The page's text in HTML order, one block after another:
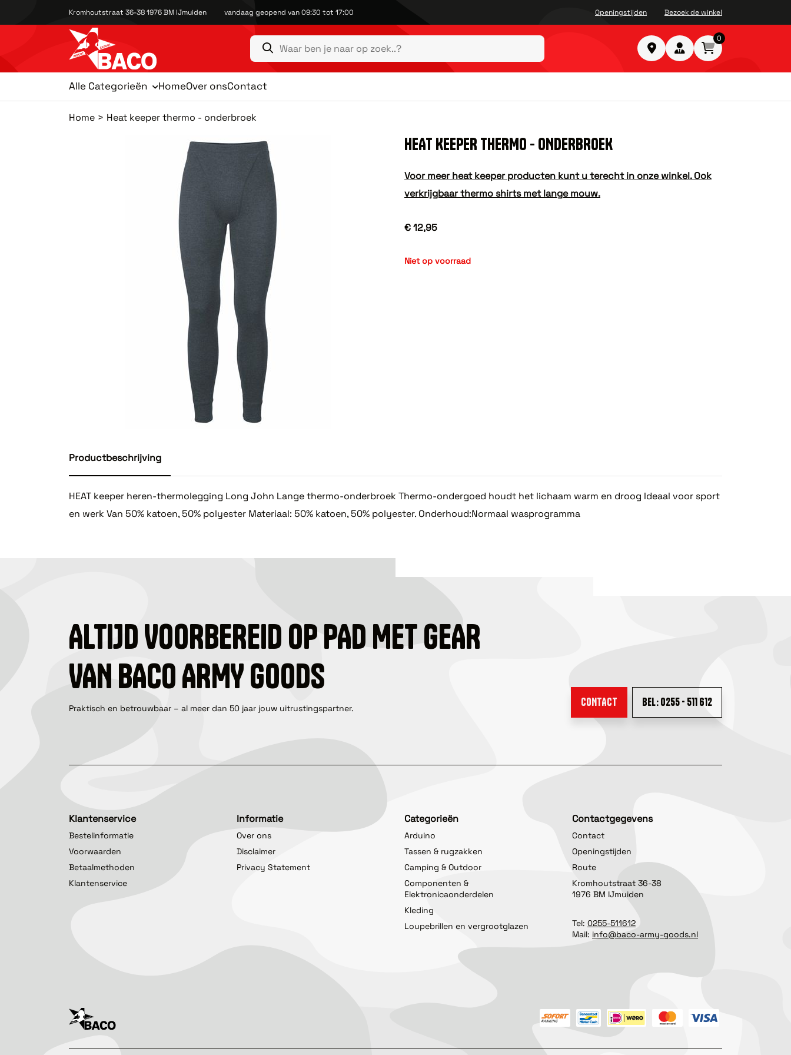
Kromhoutstraat 36-38 1976 BM IJmuiden vandaag geopend van 09:30 tot 17:00 Openingstijden Bezoek de winkel
0
Alle Categorieën HomeOver onsContact
Home Heat keeper thermo - onderbroek
HEAT KEEPER THERMO - ONDERBROEK
Voor meer heat keeper producten kunt u terecht in onze winkel. Ook
verkrijgbaar thermo shirts met lange mouw.
€ 12,95
Niet op voorraad
Productbeschrijving
HEAT keeper heren-thermolegging Long John Lange thermo-onderbroek Thermo-ondergoed houdt het lichaam warm en droog Ideaal voor sport
en werk Van 50% katoen, 50% polyester Materiaal: 50% katoen, 50% polyester. Onderhoud:Normaal wasprogramma
ALTIJD VOORBEREID OP PAD MET GEAR
VAN BACO ARMY GOODS
Praktisch en betrouwbaar – al meer dan 50 jaar jouw uitrustingspartner. CONTACT BEL: 0255 - 511 612
Klantenservice
Bestelinformatie
Voorwaarden
Betaalmethoden
Klantenservice
Informatie
Over ons
Disclaimer
Privacy Statement
Categorieën
Arduino
Tassen & rugzakken
Camping & Outdoor
Componenten &
Elektronicaonderdelen
Kleding
Loupebrillen en vergrootglazen
Contactgegevens
Contact
Openingstijden
Route
Kromhoutstraat 36-38
1976 BM IJmuiden
Tel: 0255-511612
Mail: info@baco-army-goods.nl